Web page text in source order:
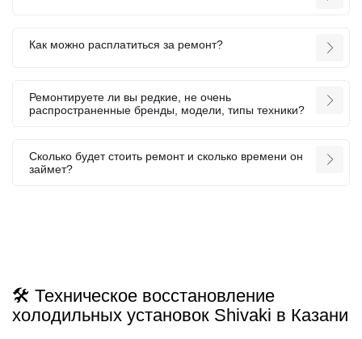
Как можно расплатиться за ремонт?
Ремонтируете ли вы редкие, не очень
распространенные бренды, модели, типы техники?
Сколько будет стоить ремонт и сколько времени он
займет?
🛠️ Техническое восстановление
холодильных установок Shivaki в Казани